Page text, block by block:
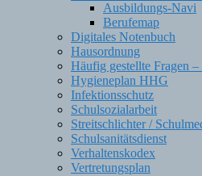
Ausbildungs-Navi
Berufemap
Digitales Notenbuch
Hausordnung
Häufig gestellte Fragen
Hygieneplan HHG
Infektionsschutz
Schulsozialarbeit
Streitschlichter /
Schulsanitätsdienst
Verhaltenskodex
Vertretungsplan